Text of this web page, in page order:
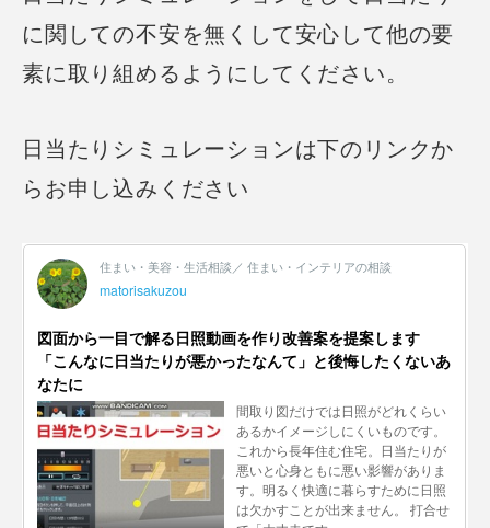
に関しての不安を無くして安心して他の要
素に取り組めるようにしてください。
日当たりシミュレーションは下のリンクか
らお申し込みください